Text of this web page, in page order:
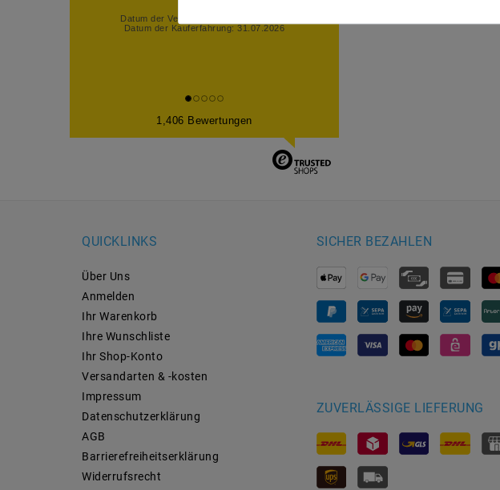
Datum der Veröffentlichung: 07.08.2026
Datum der Kauferfahrung: 31.07.2026
1,406 Bewertungen
QUICKLINKS
Über Uns
Anmelden
Ihr Warenkorb
Ihre Wunschliste
Ihr Shop-Konto
Versandarten & -kosten
Impressum
Daten­schutz­erklärung
AGB
Barrierefreiheitserklärung
Widerrufs­recht
SICHER BEZAHLEN
ZUVERLÄSSIGE LIEFERUNG